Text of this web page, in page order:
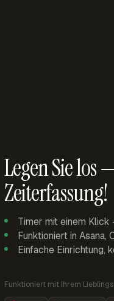
Legen Sie los
Zeiterfassung!
Timer mit einem
Funktioniert in Asana,
Einfache Einrichtung,
Funktioniert mit Ihrem